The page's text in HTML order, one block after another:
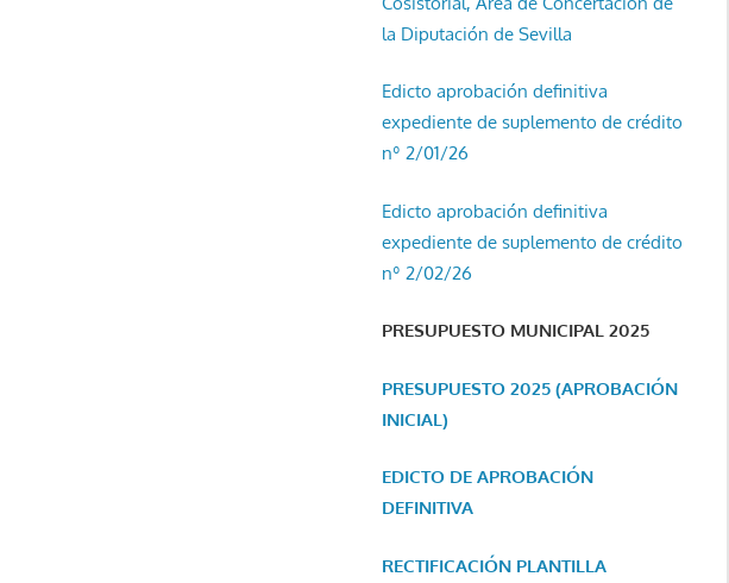
la Diputación de Sevilla
Edicto aprobación definitiva
expediente de suplemento de crédito
nº 2/01/26
Edicto aprobación definitiva
expediente de suplemento de crédito
nº 2/02/26
PRESUPUESTO MUNICIPAL 2025
PRESUPUESTO 2025 (APROBACIÓN
INICIAL)
EDICTO DE APROBACIÓN
DEFINITIVA
RECTIFICACIÓN PLANTILLA